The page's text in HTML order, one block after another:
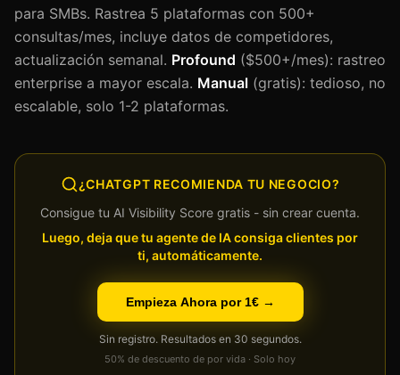
para SMBs. Rastrea 5 plataformas con 500+
consultas/mes, incluye datos de competidores,
actualización semanal. Profound ($500+/mes): rastreo
enterprise a mayor escala. Manual (gratis): tedioso, no
escalable, solo 1-2 plataformas.
¿CHATGPT RECOMIENDA TU NEGOCIO?
Consigue tu AI Visibility Score gratis - sin crear cuenta.
Luego, deja que tu agente de IA consiga clientes por
ti, automáticamente.
Empieza Ahora por 1€ →
Sin registro. Resultados en 30 segundos.
50% de descuento de por vida · Solo hoy